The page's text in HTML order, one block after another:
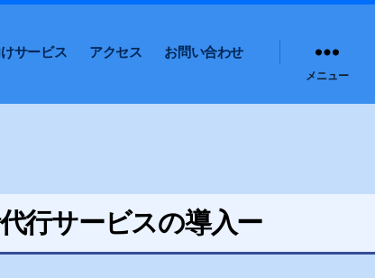
サービス アクセス お問い合わせ
メニュー
行サービスの導入ー